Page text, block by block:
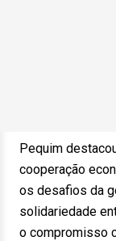
Pequim
cooperação
os desafios da
solidariedade
o compromisso